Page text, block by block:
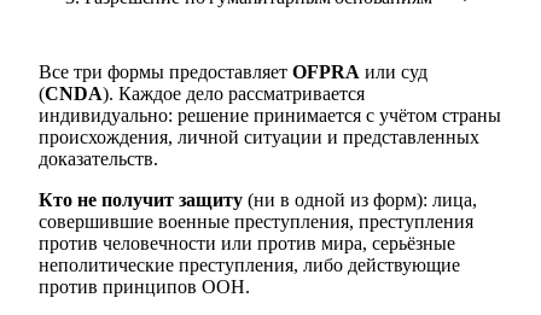
Все три формы предоставляет OFPRA или суд
(CNDA). Каждое дело рассматривается
индивидуально: решение принимается с учётом страны
происхождения, личной ситуации и представленных
доказательств.
Кто не получит защиту (ни в одной из форм): лица,
совершившие военные преступления, преступления
против человечности или против мира, серьёзные
неполитические преступления, либо действующие
против принципов ООН.